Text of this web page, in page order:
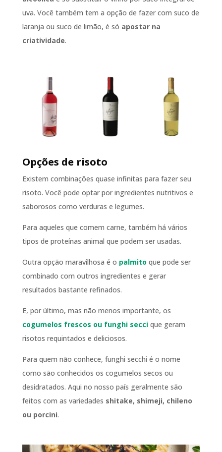
uva. Você também tem a opção de fazer com suco de
laranja ou suco de limão, é só apostar na
criatividade.
Opções de risoto
Existem combinações quase infinitas para fazer seu
risoto. Você pode optar por ingredientes nutritivos e
saborosos como verduras e legumes.
Para aqueles que comem carne, também há vários
tipos de proteínas animal que podem ser usadas.
Outra opção maravilhosa é o palmito que pode ser
combinado com outros ingredientes e gerar
resultados bastante refinados.
E, por último, mas não menos importante, os
cogumelos frescos ou funghi seccique geram
risotos requintados e deliciosos.
Para quem não conhece, funghi secchi é o nome
como são conhecidos os cogumelos secos ou
desidratados. Aqui no nosso país geralmente são
feitos com as variedades shitake, shimeji, chileno
ou porcini.